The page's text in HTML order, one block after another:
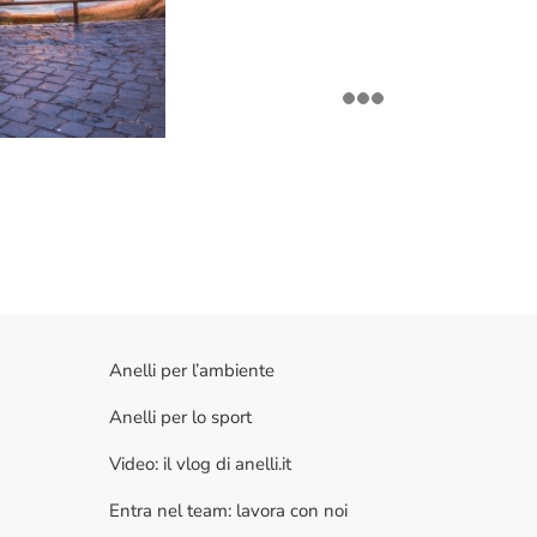
Anelli per l’ambiente
Anelli per lo sport
Video: il vlog di anelli.it
Entra nel team: lavora con noi